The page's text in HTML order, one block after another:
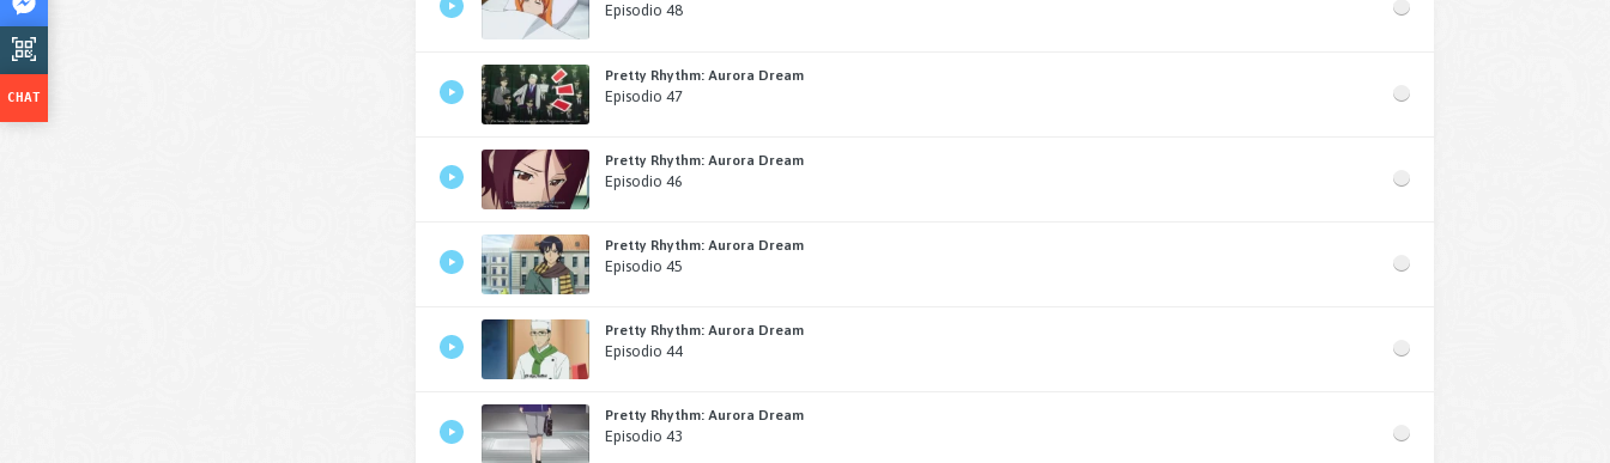
Episodio 48
Pretty Rhythm: Aurora Dream
Episodio 47
Pretty Rhythm: Aurora Dream
Episodio 46
Pretty Rhythm: Aurora Dream
Episodio 45
Pretty Rhythm: Aurora Dream
Episodio 44
Pretty Rhythm: Aurora Dream
Episodio 43